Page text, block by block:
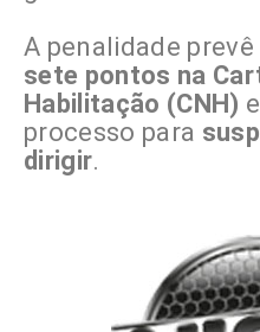
A penalidade prevê
sete pontos na
Habilitação (CNH)
processo para
dirigir.